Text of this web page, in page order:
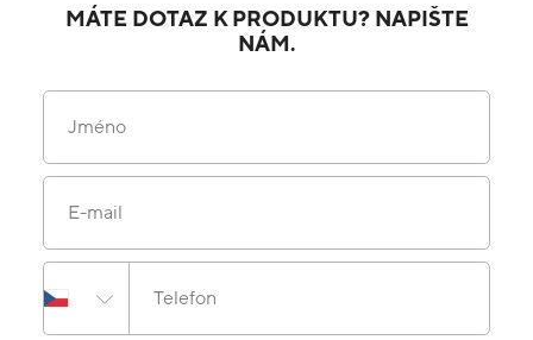
MÁTE DOTAZ K PRODUKTU? NAPIŠTE
NÁM.
Jméno
E-mail
Telefon